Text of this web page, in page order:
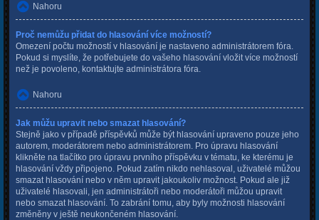
Nahoru
Proč nemůžu přidat do hlasování více možností?
Omezení počtu možností v hlasování je nastaveno administrátorem fóra.
Pokud si myslíte, že potřebujete do vašeho hlasování vložit více možností
než je povoleno, kontaktujte administrátora fóra.
Nahoru
Jak můžu upravit nebo smazat hlasování?
Stejně jako v případě příspěvků může být hlasování upraveno pouze jeho
autorem, moderátorem nebo administrátorem. Pro úpravu hlasování
klikněte na tlačítko pro úpravu prvního příspěvku v tématu, ke kterému je
hlasování vždy připojeno. Pokud zatím nikdo nehlasoval, uživatelé můžou
smazat hlasování nebo v něm upravit jakoukoliv možnost. Pokud ale již
uživatelé hlasovali, jen administrátoři nebo moderátoři můžou upravit
nebo smazat hlasování. To zabrání tomu, aby byly možnosti hlasování
změněny v ještě neukončeném hlasování.